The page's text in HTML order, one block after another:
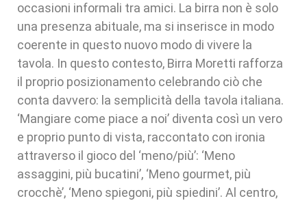
occasioni informali tra amici. La birra non è solo
una presenza abituale, ma si inserisce in modo
coerente in questo nuovo modo di vivere la
tavola. In questo contesto, Birra Moretti rafforza
il proprio posizionamento celebrando ciò che
conta davvero: la semplicità della tavola italiana.
‘Mangiare come piace a noi’ diventa così un vero
e proprio punto di vista, raccontato con ironia
attraverso il gioco del ‘meno/più’: ‘Meno
assaggini, più bucatini’, ‘Meno gourmet, più
crocchè’, ‘Meno spiegoni, più spiedini’. Al centro,